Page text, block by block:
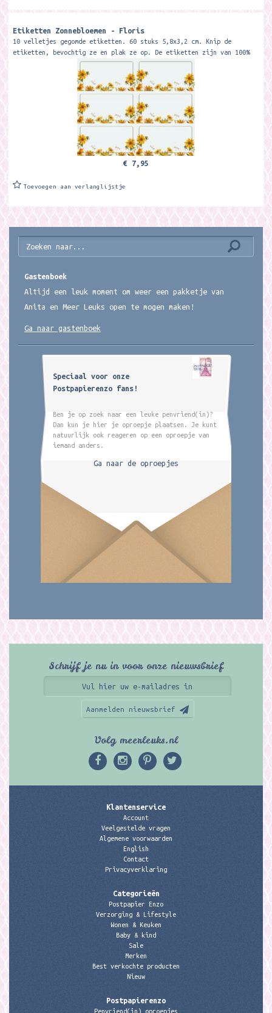
Etiketten Zonnebloemen - Floris
10 velletjes gegomde etiketten. 60 stuks 5,8x3,2 cm. Knip de
etiketten, bevochtig ze en plak ze op. De etiketten zijn van 100%
€ 7,95
Toevoegen aan verlanglijstje
Gastenboek
Altijd een leuk moment om weer een pakketje van
Anita en Meer Leuks open te mogen maken!
Ga naar gastenboek
Speciaal voor onze
Postpapierenzo fans!
Ben je op zoek naar een leuke penvriend(in)?
Dan kun je hier je oproepje plaatsen. Je kunt
natuurlijk ook reageren op een oproepje van
iemand anders.
Ga naar de oproepjes
Schrijf je nu in voor onze nieuwsbrief
Aanmelden nieuwsbrief
Volg meerleuks.nl
Klantenservice
Account
Veelgestelde vragen
Algemene voorwaarden
English
Contact
Privacyverklaring
Categorieën
Postpapier Enzo
Verzorging & Lifestyle
Wonen & Keuken
Baby & kind
Sale
Merken
Best verkochte producten
Nieuw
Postpapierenzo
Penvriend(in) oproepjes